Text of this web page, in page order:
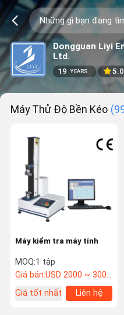
Dongguan Liyi
Ltd.
19 YEARS 5.0
Máy Thử Độ Bền Kéo
Máy kiểm tra máy tính
MOQ:1 tập
Giá bán:USD 2000 ~ 3000/set
Giá tốt nhất
Liên hệ